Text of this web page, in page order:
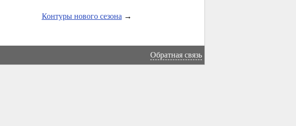
Контуры нового сезона →
Обратная связь